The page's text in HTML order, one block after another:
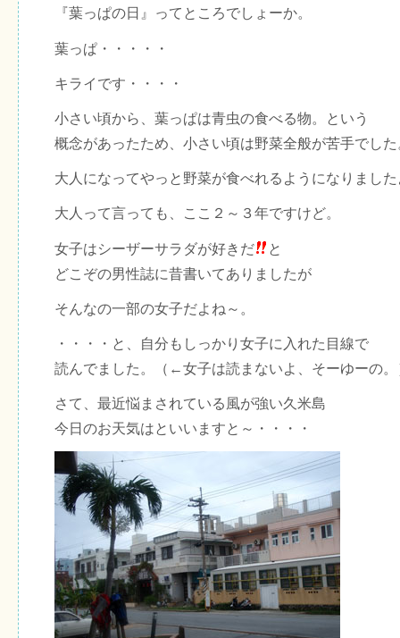
『葉っぱの日』ってところでしょーか。
葉っぱ・・・・・
キライです・・・・
小さい頃から、葉っぱは青虫の食べる物。という
概念があったため、小さい頃は野菜全般が苦手でした
大人になってやっと野菜が食べれるようになりまし
大人って言っても、ここ２～３年ですけど。
女子はシーザーサラダが好きだ
と
どこぞの男性誌に昔書いてありましたが
そんなの一部の女子だよね～。
・・・・と、自分もしっかり女子に入れた目線で
読んでました。（←女子は読まないよ、そーゆーの。
さて、最近悩まされている風が強い久米島
今日のお天気はといいますと～・・・・